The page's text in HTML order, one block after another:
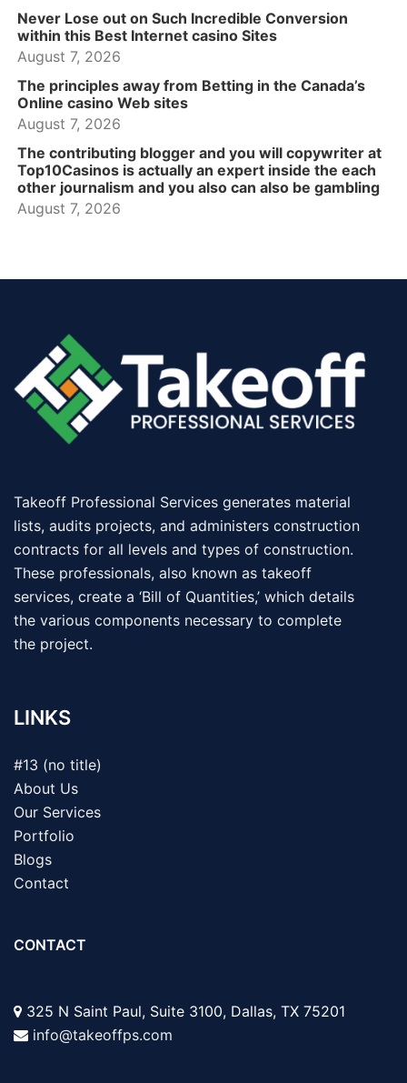
Never Lose out on Such Incredible Conversion
within this Best Internet casino Sites
August 7, 2026
The principles away from Betting in the Canada’s
Online casino Web sites
August 7, 2026
The contributing blogger and you will copywriter at
Top10Casinos is actually an expert inside the each
other journalism and you also can also be gambling
August 7, 2026
Takeoff Professional Services generates material
lists, audits projects, and administers construction
contracts for all levels and types of construction.
These professionals, also known as takeoff
services, create a ‘Bill of Quantities,’ which details
the various components necessary to complete
the project.
LINKS
#13 (no title)
About Us
Our Services
Portfolio
Blogs
Contact
CONTACT
325 N Saint Paul, Suite 3100, Dallas, TX 75201
info@takeoffps.com